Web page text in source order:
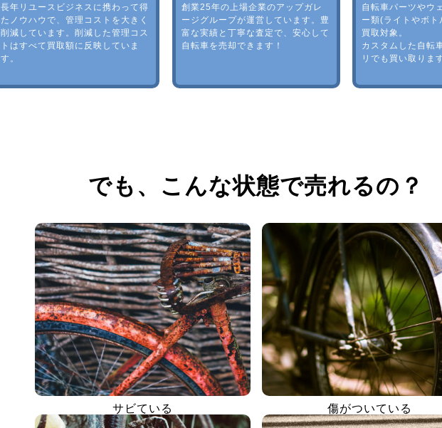
長年リユースビジネスに携わって得
たノウハウで、管理コストを大きく
削減しています。削減した管理コス
トはすべて買取額に反映していま
す。
創業25年の上場企業のアップガレ
ージグループが運営しています。豊
富な実績と丁寧な査定で、安心して
自転車を売却できます！
自転車パーツやウ
ー類(ライトやボト
買取対象。
カスタムした自転
リでも買い取りま
でも、 こんな状態で売れるの？
サビている 傷がついている